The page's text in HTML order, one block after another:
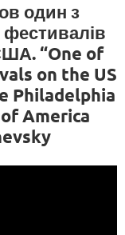
один з
фестивалів
“One of
on the US
Philadelphia
America